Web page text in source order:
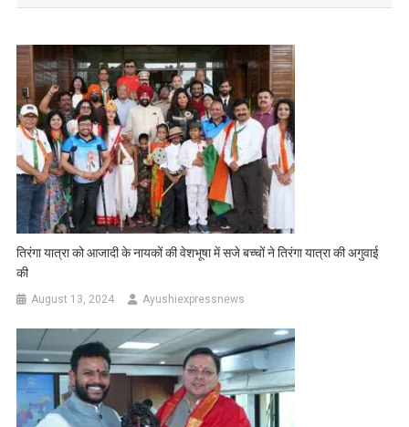
तिरंगा यात्रा को आजादी के नायकों की वेशभूषा में सजे बच्चों ने तिरंगा यात्रा की अगुवाई
की
August 13, 2024 Ayushiexpressnews